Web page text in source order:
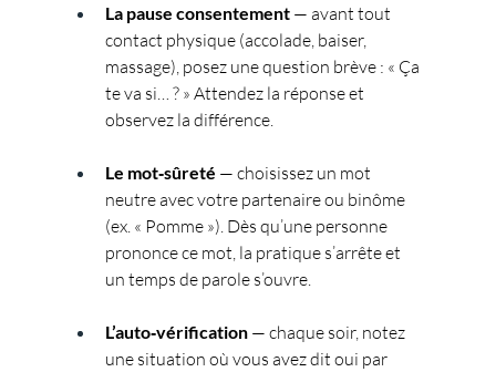
La pause consentement — avant tout
contact physique (accolade, baiser,
massage), posez une question brève : « Ça
te va si… ? » Attendez la réponse et
observez la différence.
Le mot‑sûreté — choisissez un mot
neutre avec votre partenaire ou binôme
(ex. « Pomme »). Dès qu’une personne
prononce ce mot, la pratique s’arrête et
un temps de parole s’ouvre.
L’auto‑vérification — chaque soir, notez
une situation où vous avez dit oui par